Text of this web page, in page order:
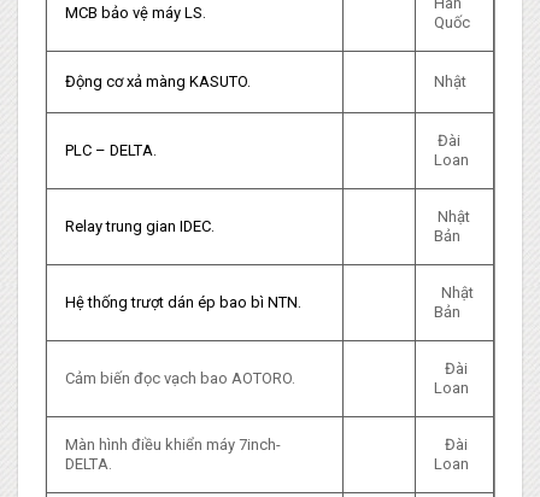
MCB bảo vệ máy LS.
Quốc
Động cơ xả màng KASUTO. Nhật
PLC – DELTA.
Đài
Loan
Relay trung gian IDEC.
Nhật
Bản
Hệ thống trượt dán ép bao bì NTN.
Nhật
Bản
Cảm biến đọc vạch bao AOTORO.
Đài
Loan
Màn hình điều khiển máy 7inch-
DELTA.
Đài
Loan